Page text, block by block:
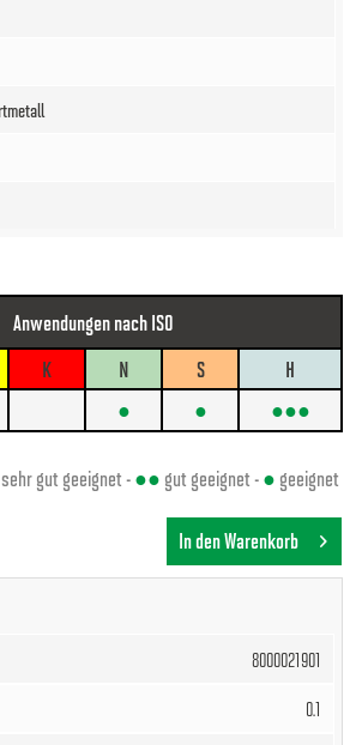
Anwendungen nach ISO
K N S
H
● ● ●●●
sehr gut geeignet -●● gut geeignet -● geeignet
In den Warenkorb
8000021901
0.1